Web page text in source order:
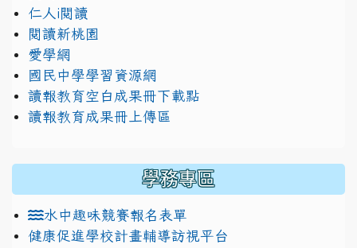
仁人i閱讀
閱讀新桃園
愛學網
國民中學學習資源網
讀報教育空白成果冊下載點
讀報教育成果冊上傳區
學務專區
水中趣味競賽報名表單
健康促進學校計畫輔導訪視平台